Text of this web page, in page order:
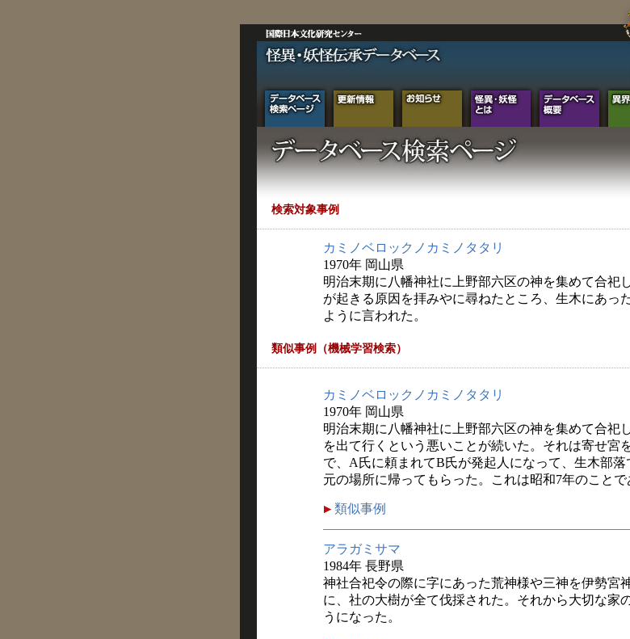
検索対象事例
カミノベロックノカミノタタリ
1970年 岡山県
明治末期に八幡神社に上野部六区の神を集めて合祀
が起きる原因を拝みやに尋ねたところ、生木にあっ
ように言われた。
類似事例（機械学習検索）
カミノベロックノカミノタタリ
1970年 岡山県
明治末期に八幡神社に上野部六区の神を集めて合祀
を出て行くという悪いことが続いた。それは寄せ宮
で、A氏に頼まれてB氏が発起人になって、生木部落
元の場所に帰ってもらった。これは昭和7年のことで
類似事例
アラガミサマ
1984年 長野県
神社合祀令の際に字にあった荒神様や三神を伊勢宮
に、社の大樹が全て伐採された。それから大切な家
うになった。